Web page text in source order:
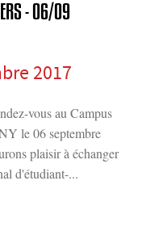
- 06/09
2017
vous au Campus
le 06 septembre
plaisir à échanger
d'étudiant-...